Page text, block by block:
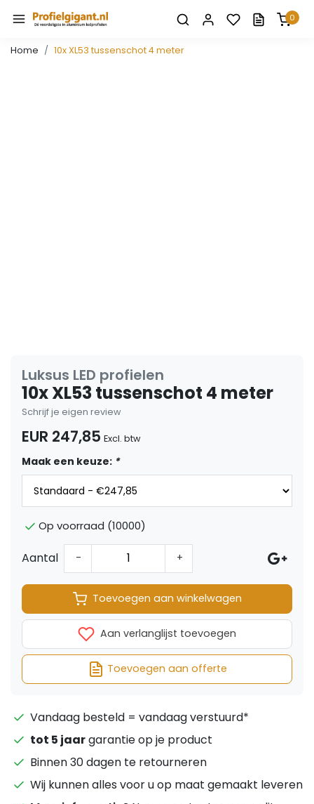
0
Home 10x XL53 tussenschot 4 meter
Luksus LED profielen
10x XL53 tussenschot 4 meter
Schrijf je eigen review
EUR 247,85 Excl. btw
Maak een keuze: *
Op voorraad (10000)
Aantal - +
Toevoegen aan winkelwagen
Aan verlanglijst toevoegen
Toevoegen aan offerte
Vandaag besteld = vandaag verstuurd*
tot 5 jaargarantie op je product
Binnen 30 dagen te retourneren
Wij kunnen alles voor u op maat gemaakt leveren